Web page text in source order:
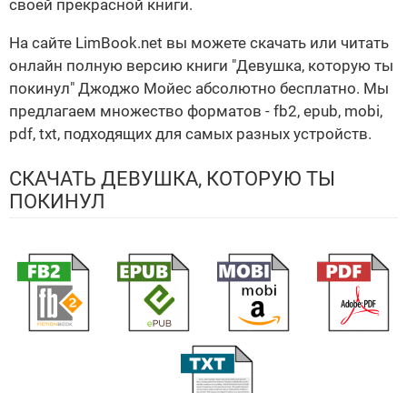
своей прекрасной книги.
На сайте LimBook.net вы можете скачать или читать
онлайн полную версию книги "Девушка, которую ты
покинул" Джоджо Мойес абсолютно бесплатно. Мы
предлагаем множество форматов - fb2, epub, mobi,
pdf, txt, подходящих для самых разных устройств.
СКАЧАТЬ ДЕВУШКА, КОТОРУЮ ТЫ
ПОКИНУЛ